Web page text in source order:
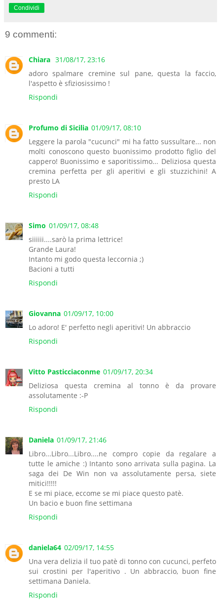
Condividi
9 commenti:
Chiara 31/08/17, 23:16
adoro spalmare cremine sul pane, questa la faccio,
l'aspetto è sfiziosissimo !
Rispondi
Profumo di Sicilia 01/09/17, 08:10
Leggere la parola "cucunci" mi ha fatto sussultare... non
molti conoscono questo buonissimo prodotto figlio del
cappero! Buonissimo e saporitissimo... Deliziosa questa
cremina perfetta per gli aperitivi e gli stuzzichini! A
presto LA
Rispondi
Simo 01/09/17, 08:48
siiiiii....sarò la prima lettrice!
Grande Laura!
Intanto mi godo questa leccornia ;)
Bacioni a tutti
Rispondi
Giovanna 01/09/17, 10:00
Lo adoro! E' perfetto negli aperitivi! Un abbraccio
Rispondi
Vitto Pasticciaconme 01/09/17, 20:34
Deliziosa questa cremina al tonno è da provare
assolutamente :-P
Rispondi
Daniela 01/09/17, 21:46
Libro...Libro...Libro....ne compro copie da regalare a
tutte le amiche :) Intanto sono arrivata sulla pagina. La
saga dei De Win non va assolutamente persa, siete
mitici!!!!!
E se mi piace, eccome se mi piace questo patè.
Un bacio e buon fine settimana
Rispondi
daniela64 02/09/17, 14:55
Una vera delizia il tuo patè di tonno con cucunci, perfeto
sui crostini per l'aperitivo . Un abbraccio, buon fine
settimana Daniela.
Rispondi